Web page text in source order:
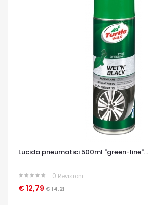
Lucida pneumatici 500ml "green-line"...
0 Revisioni
€ 12,79 € 14,21
OCCHIATA VELOCE